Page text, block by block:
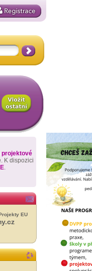
projektové
K dispozici
.
EU